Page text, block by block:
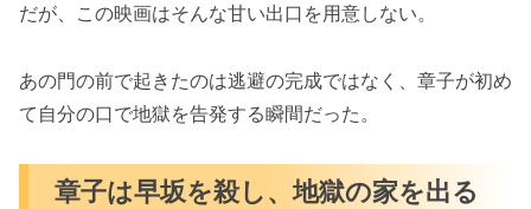
だが、この映画はそんな甘い出口を用意しない。
あの門の前で起きたのは逃避の完成ではなく、章子が初め
て自分の口で地獄を告発する瞬間だった。
章子は早坂を殺し、地獄の家を出る